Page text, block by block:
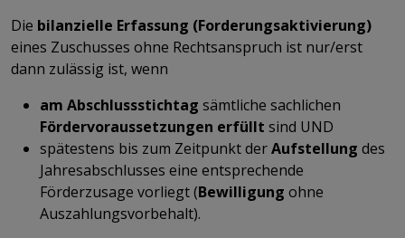
Die bilanzielle Erfassung (Forderungsaktivierung)
eines Zuschusses ohne Rechtsanspruch ist nur/erst
dann zulässig ist, wenn
am Abschlussstichtag sämtliche sachlichen
Fördervoraussetzungen erfüllt sind UND
spätestens bis zum Zeitpunkt derAufstellung des
Jahresabschlusses eine entsprechende
Förderzusage vorliegt (Bewilligung ohne
Auszahlungsvorbehalt).